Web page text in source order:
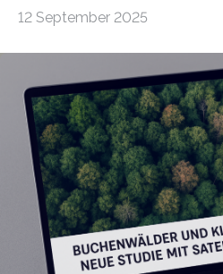
12 September 2025